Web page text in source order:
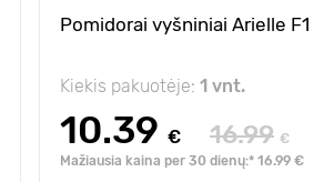
Pomidorai vyšniniai Arielle F1
Kiekis pakuotėje: 1 vnt.
10.39 € 16.99 €
Mažiausia kaina per 30 dienų:* 16.99 €